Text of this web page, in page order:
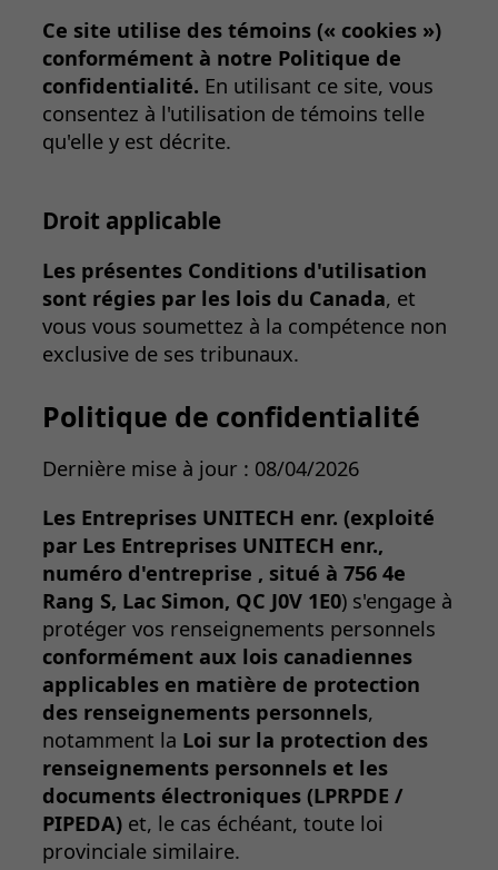
Ce site utilise des témoins (« cookies »)
conformément à notre Politique de
confidentialité. En utilisant ce site, vous
consentez à l'utilisation de témoins telle
qu'elle y est décrite.
Droit applicable
Les présentes Conditions d'utilisation
sont régies par les lois du Canada, et
vous vous soumettez à la compétence non
exclusive de ses tribunaux.
Politique de confidentialité
Dernière mise à jour : 08/04/2026
Les Entreprises UNITECH enr. (exploité
par Les Entreprises UNITECH enr.,
numéro d'entreprise , situé à 756 4e
Rang S, Lac Simon, QC J0V 1E0) s'engage à
protéger vos renseignements personnels
conformément aux lois canadiennes
applicables en matière de protection
des renseignements personnels,
notamment la Loi sur la protection des
renseignements personnels et les
documents électroniques (LPRPDE /
PIPEDA)et, le cas échéant, toute loi
provinciale similaire.